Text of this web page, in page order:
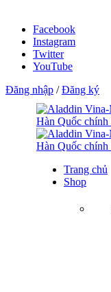
Facebook
Instagram
Twitter
YouTube
Đăng nhập /Đăng ký
Trang chủ
Shop